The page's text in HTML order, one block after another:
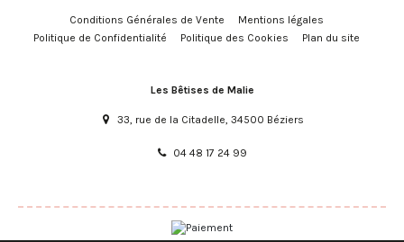
Conditions Générales de Vente
Mentions légales
Politique de Confidentialité
Politique des Cookies Plan du site
Les Bêtises de Malie
33, rue de la Citadelle, 34500 Béziers
04 48 17 24 99